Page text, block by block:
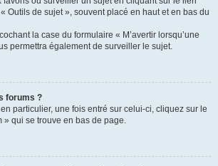
Outils de sujet », souvent placé en haut et en bas du
la case du formulaire « M’avertir lorsqu’une
permettra également de surveiller le sujet.
forums ?
particulier, une fois entré sur celui-ci, cliquez sur le
» qui se trouve en bas de page.